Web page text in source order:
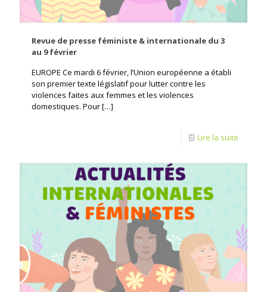
Revue de presse féministe & internationale du 3
au 9 février
EUROPE Ce mardi 6 février, l’Union européenne a établi
son premier texte législatif pour lutter contre les
violences faites aux femmes et les violences
domestiques. Pour[…]
Lire la suite